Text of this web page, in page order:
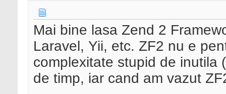
Mai bine lasa Zend 2
Laravel, Yii, etc. ZF2 nu e
complexitate stupid de inutila
de timp, iar cand am vazut